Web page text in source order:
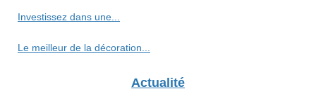
Investissez dans une...
Le meilleur de la décoration...
Actualité